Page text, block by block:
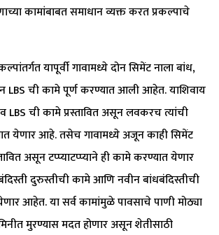
कामांबाबत समाधान व्यक्त करत प्रकल्पाचे
यापूर्वी गावामध्ये दोन सिमेंट नाला बांध,
ची कामे पूर्ण करण्यात आली आहेत. याशिवाय
ची कामे प्रस्तावित असून लवकरच त्यांची
येणार आहे. तसेच गावामध्ये अजून काही सिमेंट
असून टप्प्याटप्प्याने ही कामे करण्यात येणार
दुरुस्तीची कामे आणि नवीन बांधबंदिस्तीची
आहेत. या सर्व कामांमुळे पावसाचे पाणी मोठ्या
मुरण्यास मदत होणार असून शेतीसाठी